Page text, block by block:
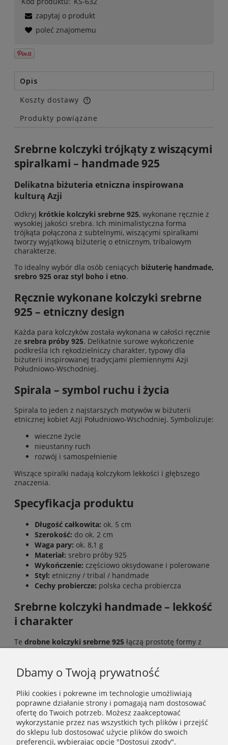
zapytaj o produkt
poleć znajomemu
Opis
Koszty dostawy
Cena nie zawiera ewentualnych kosztów płatności
Produkty powiązane
Srebrne kolczyki trójkąty z wiszącymi
spiralkami – handmade 925
Delikatna biżuteria etniczna inspirowana
kulturą Azji
Odkryj krótkie kolczyki srebrne 925, wykonane ręcznie z
wysokiej jakości srebra. Ich minimalistyczna forma
trójkąta połączona z subtelnymi, wiszącymi spiralkami
tworzy wyjątkową biżuterię o etnicznym, tribalowym
charakterze.
To idealny wybór dla osób ceniących biżuterię handmade,
srebro 925 oraz styl boho i etno.
Ręcznie wykonane kolczyki srebrne
925 – etniczny design
Każda para kolczyków została wykonana w całości ręcznie
ze srebra próby 925. Delikatnie surowe wykończenie
podkreśla ich rękodzielniczy charakter, typowy dla
biżuterii inspirowanej tradycjami plemiennymi Azji
Południowo-Wschodniej.
Spirala – symbol ruchu i życia
Spirala to jeden z najstarszych motywów w biżuterii
etnicznej kobiet Azji Południowo-Wschodniej. Symbolizuje:
wieczne życie
nieustanny ruch
rozwój i samospełnienie
Wiszące spiralki nadają kolczykom lekkości i głębszego
znaczenia.
Specyfikacja produktu
Długość całkowita: ok. 5 cm
Szerokość: do ok. 2 cm
Waga pary: ok. 8,1 g
Materiał: srebro próby 925
Wykończenie: częściowo oksydowane i polerowane
Styl: etniczny / tribal / handmade
Cechy probiercze: polska cecha probiercza
Srebrne kolczyki handmade – lekkość
i charakter
Te drobne kolczyki srebrne 925 łączą prostotę formy z
symbolicznym detalem. Idealnie sprawdzą się na co dzień,
artystycznych.
INFORMACJE
POMOC
Dbamy o Twoją prywatność
Pliki cookies i pokrewne im technologie umożliwiają
poprawne działanie strony i pomagają nam dostosować
ofertę do Twoich potrzeb. Możesz zaakceptować
wykorzystanie przez nas wszystkich tych plików i przejść
do sklepu lub dostosować użycie plików do swoich
preferencji, wybierając opcję "Dostosuj zgody".